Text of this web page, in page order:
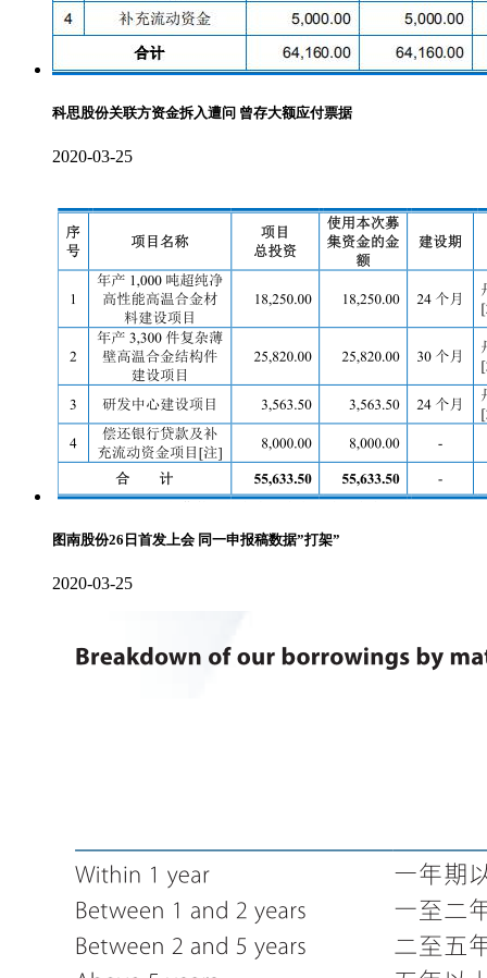
科思股份关联方资金拆入遭问 曾存大额应付票据
2020-03-25
图南股份26日首发上会 同一申报稿数据”打架”
2020-03-25